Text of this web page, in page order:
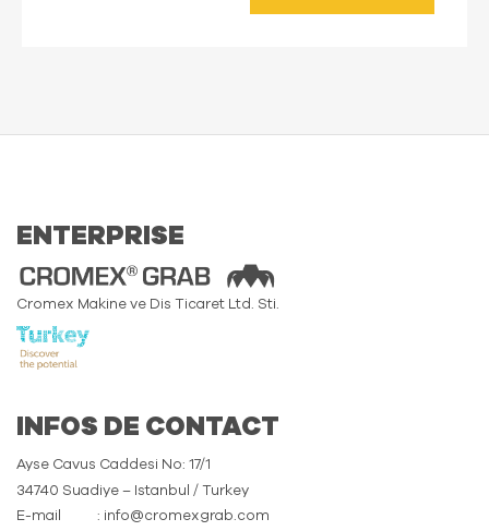
ENTERPRISE
Cromex Makine ve Dis Ticaret Ltd. Sti.
INFOS DE CONTACT
Ayse Cavus Caddesi No: 17/1
34740 Suadiye – Istanbul / Turkey
E-mail
: info@cromexgrab.com